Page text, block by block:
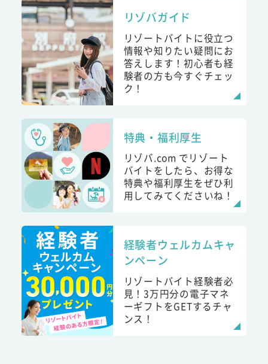
リゾバガイド
リゾートバイトに役立つ
情報や知りたい疑問にお
答えします！初心者も経
験者の方も今すぐチェッ
ク！
特典・福利厚生
リゾバ.com でリゾート
バイトをしたら、お得な
特典や福利厚生をぜひ利
用してみてくださいね！
経験者ウェルカムキャ
ンペーン
リゾートバイト経験者必
見！3万円分の電子マネ
ーギフトをGETするチャ
ンス！